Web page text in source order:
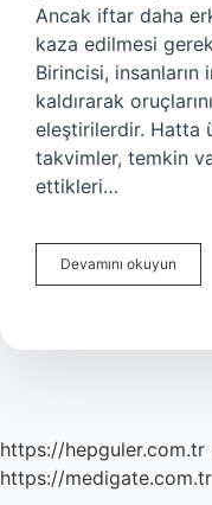
Ancak iftar daha
kaza edilmesi
Birincisi, insanların
kaldırarak
eleştirilerdir. Hatta
takvimler, temkin
ettikleri…
Devamını okuyun
Neden
Erken
https://hepguler.com.tr
https://medigate.com.tr